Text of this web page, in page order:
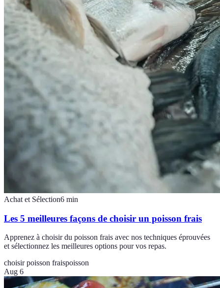
Achat et Sélection6 min
Les 5 meilleures façons de choisir un poisson frais
Apprenez à choisir du poisson frais avec nos techniques éprouvées
et sélectionnez les meilleures options pour vos repas.
choisir poisson fraispoisson
Aug 6